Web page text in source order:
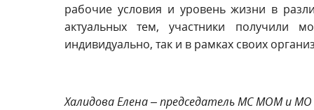
рабочие условия и уровень жизни в
актуальных тем, участники получили
индивидуально, так и в рамках своих
Халидова Елена – председатель МС МОМ и